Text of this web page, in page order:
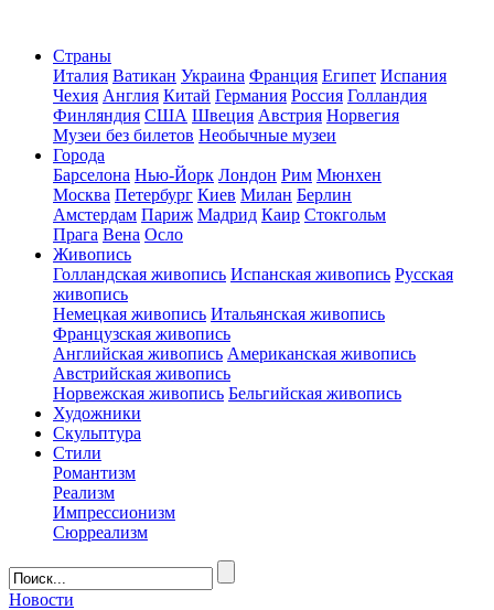
Страны
Италия Ватикан Украина Франция Египет Испания
Чехия Англия Китай Германия Россия Голландия
Финляндия США Швеция Австрия Норвегия
Музеи без билетов Необычные музеи
Города
Барселона Нью-Йорк Лондон Рим Мюнхен
Москва Петербург Киев Милан Берлин
Амстердам Париж Мадрид Каир Стокгольм
Прага Вена Осло
Живопись
Голландская живопись Испанская живопись Русская
живопись
Немецкая живопись Итальянская живопись
Французская живопись
Английская живопись Американская живопись
Австрийская живопись
Норвежская живопись Бельгийская живопись
Художники
Скульптура
Стили
Романтизм
Реализм
Импрессионизм
Сюрреализм
Новости